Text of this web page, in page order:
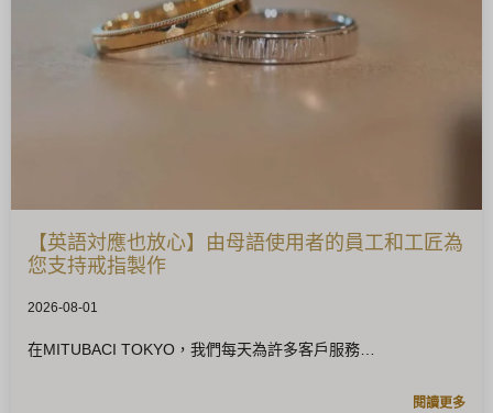
【英語対應也放心】由母語使用者的員工和工匠為
您支持戒指製作
2026-08-01
在MITUBACI TOKYO，我們每天為許多客戶服務
閱讀更多